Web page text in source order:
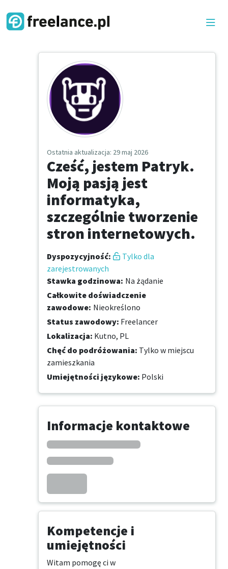
Ostatnia aktualizacja: 29 maj 2026
Cześć, jestem Patryk.
Moją pasją jest
informatyka,
szczególnie tworzenie
stron internetowych.
Dyspozycyjność:
Tylko dla
zarejestrowanych
Stawka godzinowa: Na żądanie
Całkowite doświadczenie
zawodowe: Nieokreślono
Status zawodowy: Freelancer
Lokalizacja: Kutno, PL
Chęć do podróżowania: Tylko w miejscu
zamieszkania
Umiejętności językowe: Polski
Informacje kontaktowe
Kompetencje i
umiejętności
Witam pomogę ci w